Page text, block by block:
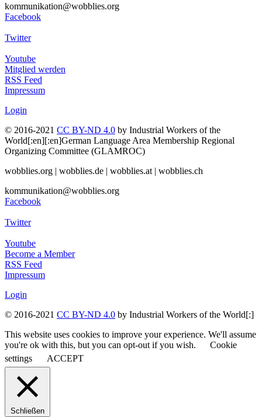
kommunikation@wobblies.org
Facebook
Twitter
Youtube
Mitglied werden
RSS Feed
Impressum
Login
© 2016-2021 CC BY-ND 4.0 by Industrial Workers of the
World[:en][:en]German Language Area Membership Regional
Organizing Committee (GLAMROC)
wobblies.org | wobblies.de | wobblies.at | wobblies.ch
kommunikation@wobblies.org
Facebook
Twitter
Youtube
Become a Member
RSS Feed
Impressum
Login
© 2016-2021 CC BY-ND 4.0 by Industrial Workers of the World[:]
This website uses cookies to improve your experience. We'll assume
you're ok with this, but you can opt-out if you wish.
Cookie
settings
ACCEPT
Schließen